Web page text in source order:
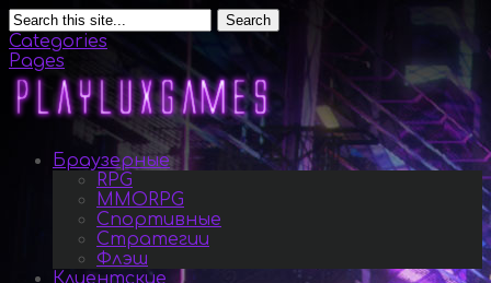
Search
Categories
Pages
Браузерные
RPG
MMORPG
Спортивные
Стратегии
Флэш
Клиентские